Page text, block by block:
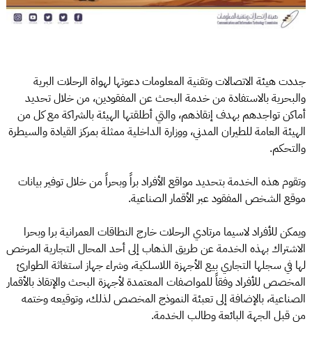
جددت هيئة الاتصالات وتقنية المعلومات دعوتها لهواة الرحلات البرية
والبحرية بالاستفادة من خدمة البحث عن المفقودين، من خلال تحديد
أماكن تواجدهم بهدف إنقاذهم، والتي أطلقتها الهيئة بالشراكة مع كل من
الهيئة العامة للطيران المدني، ووزارة الداخلية ممثلة بمركز القيادة والسيطرة
والتحكم.
وتقوم هذه الخدمة بتحديد مواقع الأفراد براً وبحراً من خلال توفير بيانات
موقع الشخص المفقود عبر الأقمار الصناعية.
ويمكن للأفراد لاسيما مرتادي الرحلات خارج النطاقات العمرانية برا وبحرا
الاشتراك بهذه الخدمة عن طريق الذهاب إلى أحد المحال التجارية المرخص
لها في سجلها التجاري بيع الأجهزة اللاسلكية، وشراء جهاز استغاثة الطوارئ
المخصص للأفراد وفقاً للمواصفات المعتمدة لأجهزة البحث والإنقاذ بالأقمار
الصناعية، بالإضافة إلى تعبئة النموذج المخصص لذلك، وتوقيعه وختمه
من قبل الجهة البائعة وطالب الخدمة.